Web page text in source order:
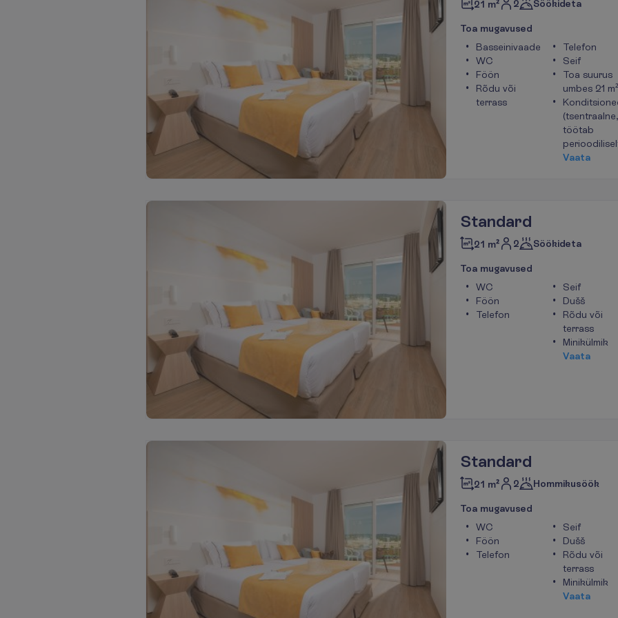
21 m² 2 Söökideta
Toa mugavused
Basseinivaade
WC
Föön
Rõdu või
terrass
Telefon
Seif
Toa suurus
umbes 21 m²
(tsentraalne,
töötab
Vaata
Standard
21 m² 2 Söökideta
Toa mugavused
WC
Föön
Telefon
Seif
Dušš
Rõdu või
terrass
Minikülmik
Vaata
Standard
21 m² 2 Hommikusöök
Toa mugavused
WC
Föön
Telefon
Seif
Dušš
Rõdu või
terrass
Minikülmik
Vaata